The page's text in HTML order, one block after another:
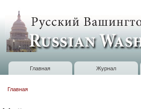
Russian
Washington
Baltimore
Главное меню
Главная Журнал
Главная